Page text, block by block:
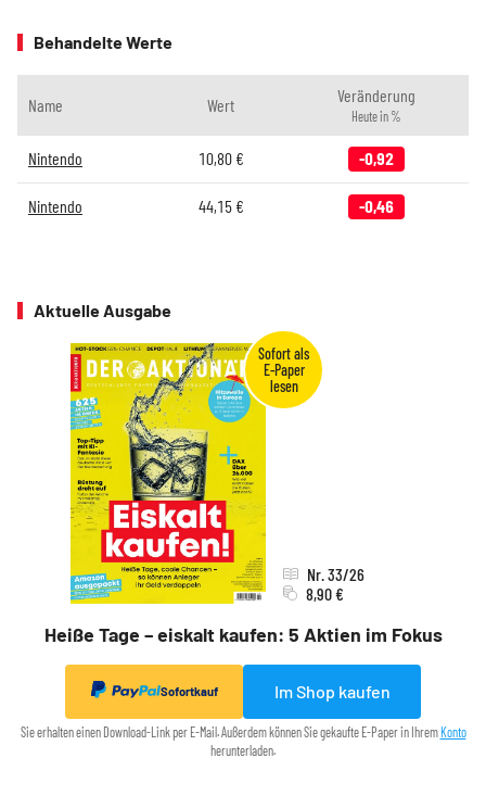
Behandelte Werte
Name Wert Veränderung
Heute in %
Nintendo 10,80€ -0,92
Nintendo 44,15€ -0,46
Aktuelle Ausgabe
Heiße Tage – eiskalt kaufen: 5 Aktien im Fokus
Nr. 33/26
8,90 €
Sofortkauf Im Shop kaufen
Sie erhalten einen Download-Link per E-Mail. Außerdem können Sie gekaufte E-Paper in Ihrem Konto
herunterladen.